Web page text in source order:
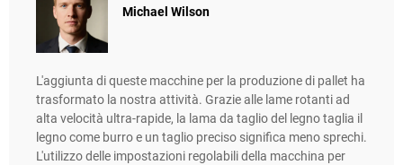
Michael Wilson
L'aggiunta di queste macchine per la produzione di pallet ha
trasformato la nostra attività. Grazie alle lame rotanti ad
alta velocità ultra-rapide, la lama da taglio del legno taglia il
legno come burro e un taglio preciso significa meno sprechi.
L'utilizzo delle impostazioni regolabili della macchina per